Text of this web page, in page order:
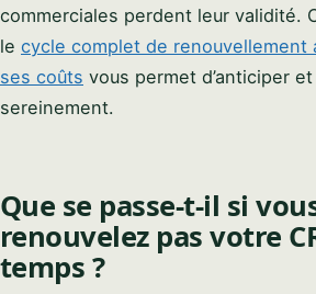
commerciales perdent leur validité.
le cycle complet de renouvellement
ses coûts vous permet d’anticiper
sereinement.
Que se passe-t-il si
renouvelez pas votre
temps ?